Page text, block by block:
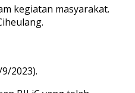
kegiatan masyarakat.
2023).